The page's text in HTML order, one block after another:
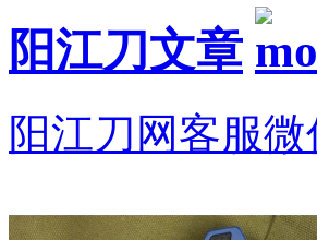
阳江刀文章
阳江刀网客服微